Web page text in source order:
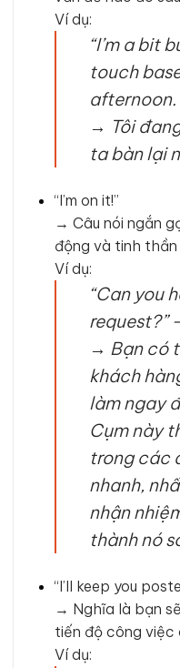
Ví dụ:
“I’m a bit
touch
→ Tôi
ta bàn lại
“I’m on it!”
→ Câu nói ngắn
động và tinh
Ví dụ:
“Can you
request?”
→ Bạn có
khách
làm ngay
Cụm này
trong các
nhanh,
nhận
thành nó
“I’ll keep you
→ Nghĩa là bạn
tiến độ công việc
Ví dụ: